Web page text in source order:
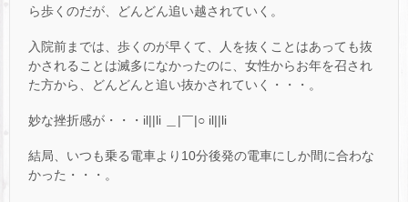
ら歩くのだが、どんどん追い越されていく。
入院前までは、歩くのが早くて、人を抜くことはあっても抜
かされることは滅多になかったのに、女性からお年を召され
た方から、どんどんと追い抜かされていく・・・。
妙な挫折感が・・・il||li ＿|￣|○ il||li
結局、いつも乗る電車より10分後発の電車にしか間に合わな
かった・・・。